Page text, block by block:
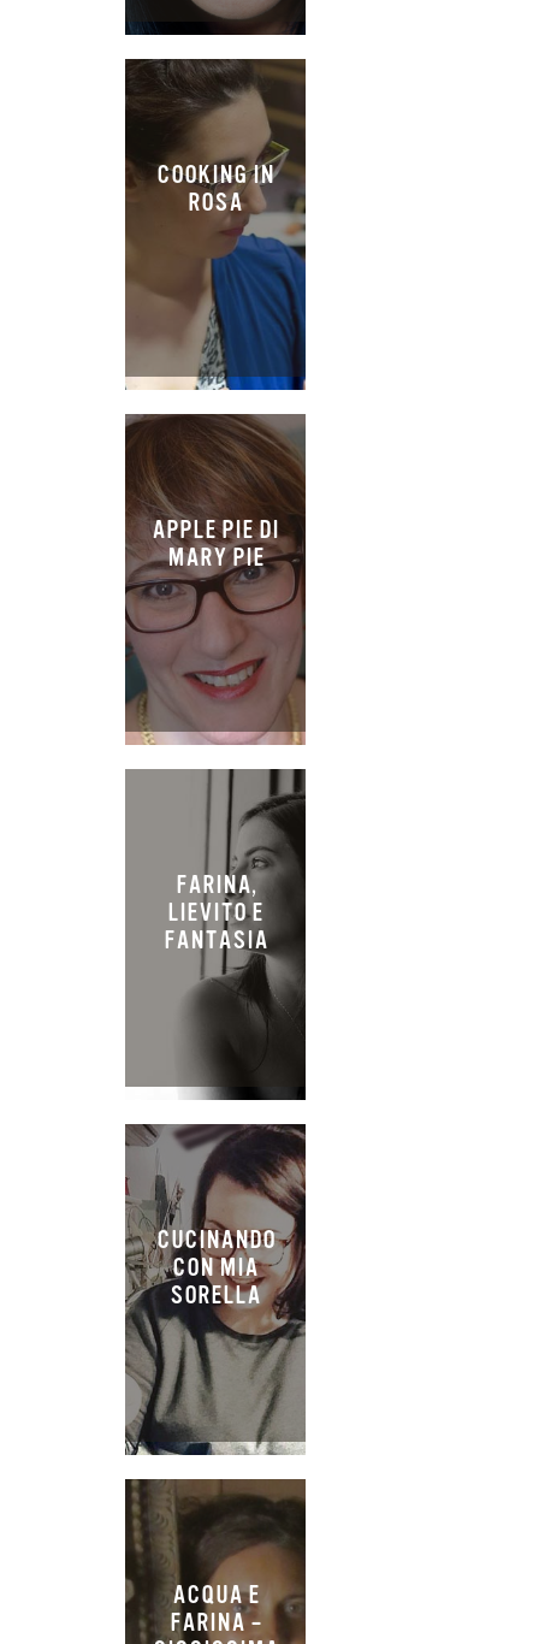
COOKING IN
ROSA
APPLE PIE DI
MARY PIE
FARINA,
LIEVITO E
FANTASIA
CUCINANDO
CON MIA
SORELLA
ACQUA E
FARINA –